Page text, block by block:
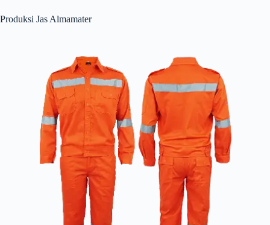
Produksi Jas Almamater